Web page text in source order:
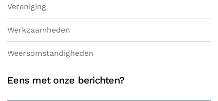
Vereniging
Werkzaamheden
Weersomstandigheden
Eens met onze berichten?